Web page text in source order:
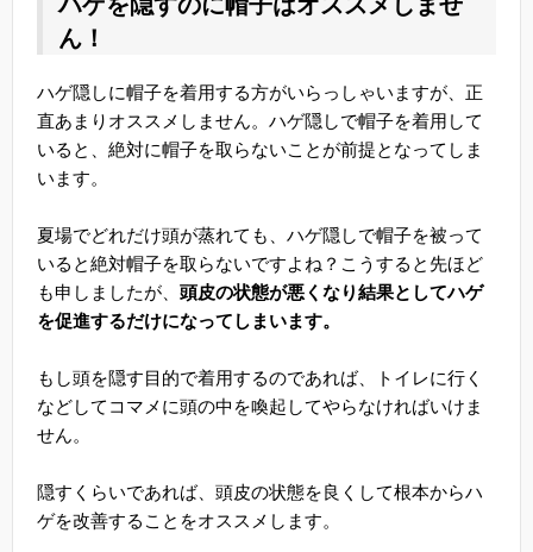
ん！
ハゲ隠しに帽子を着用する方がいらっしゃいますが、正
直あまりオススメしません。ハゲ隠しで帽子を着用して
いると、絶対に帽子を取らないことが前提となってしま
います。
夏場でどれだけ頭が蒸れても、ハゲ隠しで帽子を被って
いると絶対帽子を取らないですよね？こうすると先ほど
も申しましたが、 頭皮の状態が悪くなり結果としてハゲ
を促進するだけになってしまいます。
もし頭を隠す目的で着用するのであれば、トイレに行く
などしてコマメに頭の中を喚起してやらなければいけま
せん。
隠すくらいであれば、頭皮の状態を良くして根本からハ
ゲを改善することをオススメします。